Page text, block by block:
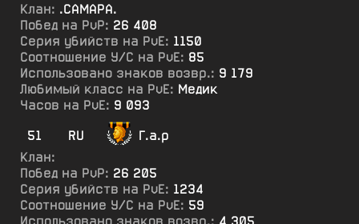
Клан: .САМАРА.
Побед на PvP: 26 408
Серия убийств на PvE: 1150
Соотношение У/С на PvE: 85
Использовано знаков возвр.: 9 179
Любимый класс на PvE: Медик
Часов на PvE: 9 093
51
RU
Г.а.р
Клан:
Побед на PvP: 26 205
Серия убийств на PvE: 1234
Соотношение У/С на PvE: 59